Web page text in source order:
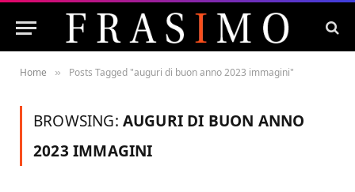
Home » Posts Tagged "auguri di buon anno 2023 immagini"
BROWSING: AUGURI DI BUON ANNO
2023 IMMAGINI